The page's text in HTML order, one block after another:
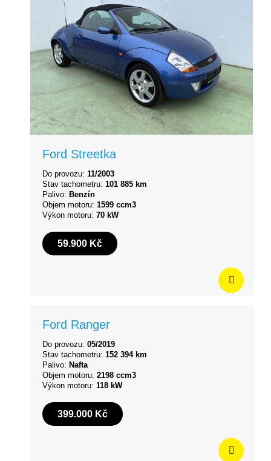
Ford Streetka
Do provozu: 11/2003
Stav tachometru: 101 885 km
Palivo: Benzín
Objem motoru: 1599 ccm3
Výkon motoru: 70 kW
59.900 Kč
Ford Ranger
Do provozu: 05/2019
Stav tachometru: 152 394 km
Palivo: Nafta
Objem motoru: 2198 ccm3
Výkon motoru: 118 kW
399.000 Kč